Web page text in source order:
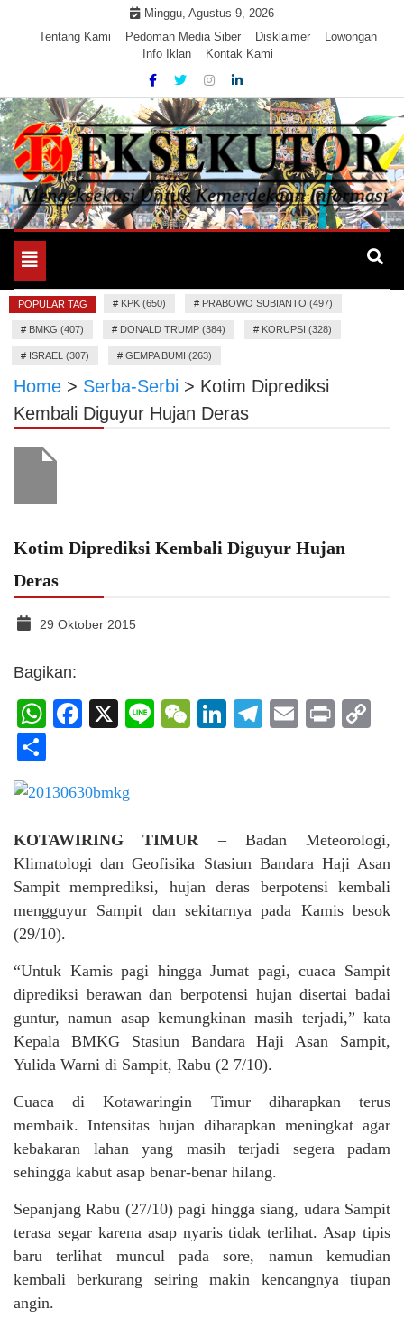
Minggu, Agustus 9, 2026
Tentang Kami
Pedoman Media Siber Disklaimer
Lowongan
Info Iklan
Kontak Kami
EKSEKUTOR
Mengeksekusi Berita Untuk Kemerdekaan dan Keadilan
Toggle
navigation
POPULAR TAG # KPK (650) # PRABOWO SUBIANTO (497)
# BMKG (407) # DONALD TRUMP (384) # KORUPSI (328)
# ISRAEL (307) # GEMPA BUMI (263)
Home > Serba-Serbi > Kotim Diprediksi
Kembali Diguyur Hujan Deras
Kotim Diprediksi Kembali Diguyur Hujan
Deras
29 Oktober 2015
Bagikan:
WhatsApp
Facebook
X LineWeChat
LinkedIn
Telegram
Email
Print
KOTAWIRING TIMUR – Badan Meteorologi,
Klimatologi dan Geofisika Stasiun Bandara Haji Asan
Sampit memprediksi, hujan deras berpotensi kembali
mengguyur Sampit dan sekitarnya pada Kamis besok
(29/10).
“Untuk Kamis pagi hingga Jumat pagi, cuaca Sampit
diprediksi berawan dan berpotensi hujan disertai badai
guntur, namun asap kemungkinan masih terjadi,” kata
Kepala BMKG Stasiun Bandara Haji Asan Sampit,
Yulida Warni di Sampit, Rabu (2 7/10).
Cuaca di Kotawaringin Timur diharapkan terus
membaik. Intensitas hujan diharapkan meningkat agar
kebakaran lahan yang masih terjadi segera padam
sehingga kabut asap benar-benar hilang.
Sepanjang Rabu (27/10) pagi hingga siang, udara Sampit
terasa segar karena asap nyaris tidak terlihat. Asap tipis
baru terlihat muncul pada sore, namun kemudian
kembali berkurang seiring makin kencangnya tiupan
angin.